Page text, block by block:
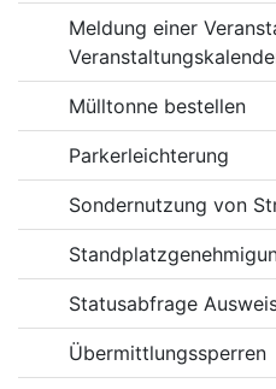
Meldung einer
Mülltonne bestellen
Parkerleichterung
Sondernutzung von
Statusabfrage
Übermittlungssperren